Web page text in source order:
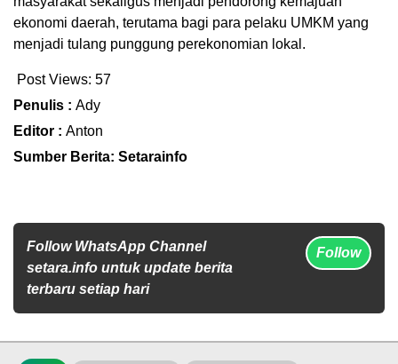
ekonomi daerah, terutama bagi para pelaku UMKM yang
menjadi tulang punggung perekonomian lokal.
Post Views: 57
Penulis : Ady
Editor : Anton
Sumber Berita: Setarainfo
Follow WhatsApp Channel
setara.info untuk update berita
terbaru setiap hari
Follow